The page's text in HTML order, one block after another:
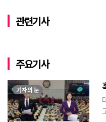
관련기사
주요기사
기자의 눈